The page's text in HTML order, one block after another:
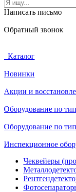
Написать письмо
Обратный звонок
Каталог
Новинки
Акции и
Оборудование по
Оборудование по
Инспекционное
Чеквейеры